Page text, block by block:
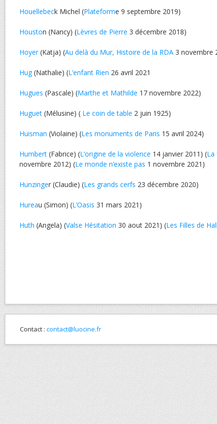
Houellebeck Michel (Plateforme 9 septembre 2019)
Houston (Nancy) (Lèvres de Pierre 3 décembre 2018)
Hoyer(Katja) (Au delà du Mur, Histoire de la RDA 3 novembre
Hug(Nathalie) (L’enfant Rien 26 avril 2021
Hugues (Pascale) (Marthe et Mathilde 17 novembre 2022)
Huguet (Mélusine) ( Le coin de table 2 juin 1925)
Huisman (Violaine) (Les monuments de Paris 15 avril 2024)
Humbert (Fabrice) (L’origine de la violence 14 janvier 2011) (La
novembre 2012) (Le monde n’existe pas 1 novembre 2021)
Hunzinger (Claudie) (Les grands cerfs 23 décembre 2020)
Hureau (Simon) (L’Oasis 31 mars 2021)
Huth (Angela) (Valse Hésitation 30 aout 2021) (Les Filles de
Contact : contact@luocine.fr